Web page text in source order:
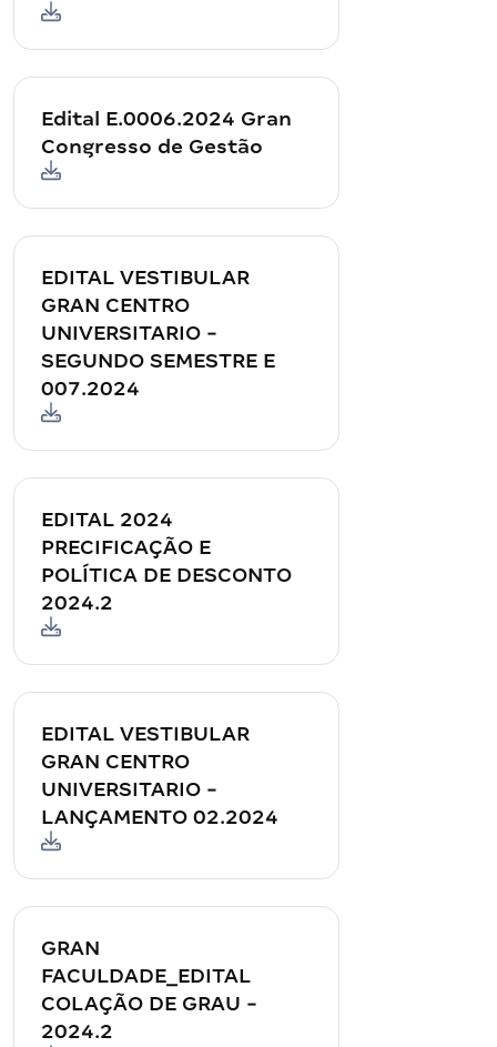
Edital E.0006.2024 Gran
Congresso de Gestão
EDITAL VESTIBULAR
GRAN CENTRO
UNIVERSITARIO -
SEGUNDO SEMESTRE E
007.2024
EDITAL 2024
PRECIFICAÇÃO E
POLÍTICA DE DESCONTO
2024.2
EDITAL VESTIBULAR
GRAN CENTRO
UNIVERSITARIO -
LANÇAMENTO 02.2024
GRAN
FACULDADE_EDITAL
COLAÇÃO DE GRAU -
2024.2